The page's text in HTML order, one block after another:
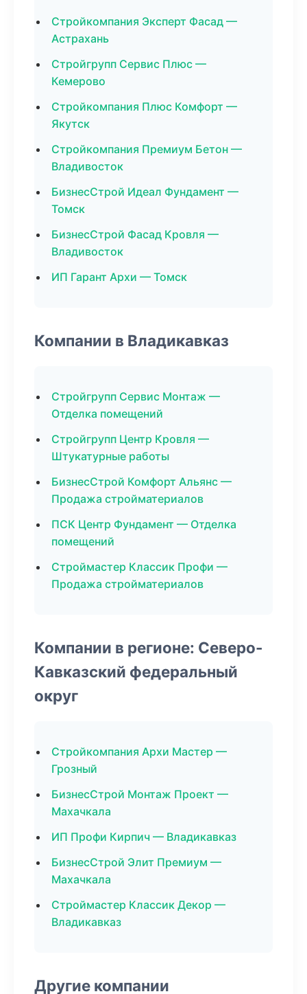
Стройкомпания Эксперт Фасад —
Астрахань
Стройгрупп Сервис Плюс —
Кемерово
Стройкомпания Плюс Комфорт —
Якутск
Стройкомпания Премиум Бетон —
Владивосток
БизнесСтрой Идеал Фундамент —
Томск
БизнесСтрой Фасад Кровля —
Владивосток
ИП Гарант Архи — Томск
Компании в Владикавказ
Стройгрупп Сервис Монтаж —
Отделка помещений
Стройгрупп Центр Кровля —
Штукатурные работы
БизнесСтрой Комфорт Альянс —
Продажа стройматериалов
ПСК Центр Фундамент — Отделка
помещений
Строймастер Классик Профи —
Продажа стройматериалов
Компании в регионе: Северо-
Кавказский федеральный
округ
Стройкомпания Архи Мастер —
Грозный
БизнесСтрой Монтаж Проект —
Махачкала
ИП Профи Кирпич — Владикавказ
БизнесСтрой Элит Премиум —
Махачкала
Строймастер Классик Декор —
Владикавказ
Другие компании